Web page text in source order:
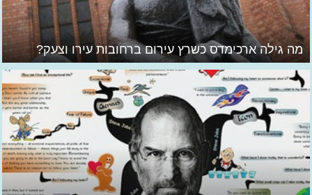
מה גילה ארכימדס כשרץ עירום ברחובות עירו וצעק?